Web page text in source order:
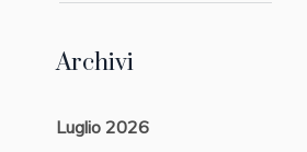
Archivi
Luglio 2026